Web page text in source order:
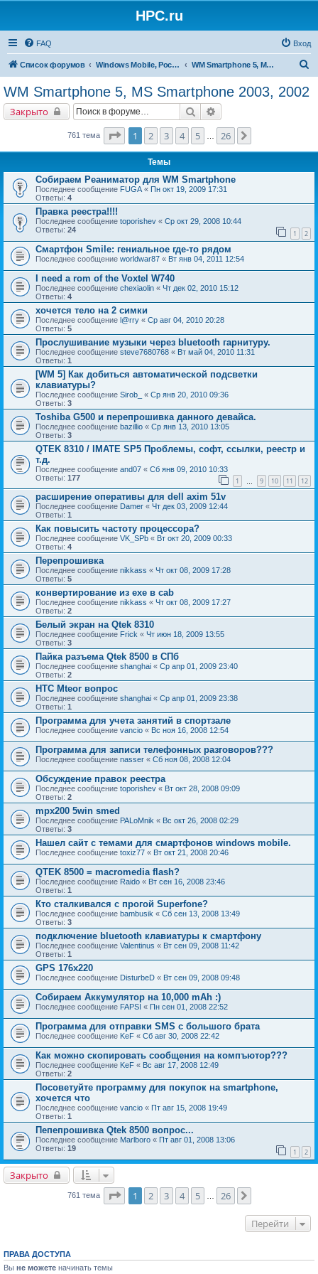
HPC.ru
FAQ Вход
Список форумов Windows Mobile, Pocket PC, MS Smartphone WM Smartphone 5, MS Smartphone 2003, 2002
WM Smartphone 5, MS Smartphone 2003, 2002
Закрыто Поиск
761 тема Страница1 из
1 2 3 4 5 26
Темы
Собираем Реаниматор для WM Smartphone
Последнее сообщение FUGA « Пн окт 19, 2009 17:31
Ответы: 4
Правка реестра!!!!
Последнее сообщение toporishev « Ср окт 29, 2008 10:44
Ответы: 24 1 2
Смартфон Smile: гениальное где-то рядом
Последнее сообщение worldwar87 « Вт янв 04, 2011 12:54
I need a rom of the Voxtel W740
Последнее сообщение chexiaolin « Чт дек 02, 2010 15:12
Ответы: 4
хочется тело на 2 симки
Последнее сообщение l@rry « Ср авг 04, 2010 20:28
Ответы: 5
Прослушивание музыки через bluetooth гарнитуру.
Последнее сообщение steve7680768 « Вт май 04, 2010 11:31
Ответы: 1
[WM 5] Как добиться автоматической подсветки
клавиатуры?
Последнее сообщение Sirob_ « Ср янв 20, 2010 09:36
Ответы: 3
Toshiba G500 и перепрошивка данного девайса.
Последнее сообщение bazillio « Ср янв 13, 2010 13:05
Ответы: 3
QTEK 8310 / IMATE SP5 Проблемы, софт, ссылки, реестр и
т.д.
Последнее сообщение and07 « Сб янв 09, 2010 10:33
Ответы: 177 1 9 10 11 12
расширение оперативы для dell axim 51v
Последнее сообщение Damer « Чт дек 03, 2009 12:44
Ответы: 1
Как повысить частоту процессора?
Последнее сообщение VK_SPb « Вт окт 20, 2009 00:33
Ответы: 4
Перепрошивка
Последнее сообщение nikkass « Чт окт 08, 2009 17:28
Ответы: 5
конвертирование из exe в cab
Последнее сообщение nikkass « Чт окт 08, 2009 17:27
Ответы: 2
Белый экран на Qtek 8310
Последнее сообщение Frick « Чт июн 18, 2009 13:55
Ответы: 3
Пайка разъема Qtek 8500 в СПб
Последнее сообщение shanghai « Ср апр 01, 2009 23:40
Ответы: 2
HTC Mteor вопрос
Последнее сообщение shanghai « Ср апр 01, 2009 23:38
Ответы: 1
Программа для учета занятий в спортзале
Последнее сообщение vancio « Вс ноя 16, 2008 12:54
Программа для записи телефонных разговоров???
Последнее сообщение nasser « Сб ноя 08, 2008 12:04
Обсуждение правок реестра
Последнее сообщение toporishev « Вт окт 28, 2008 09:09
Ответы: 2
mpx200 5win smed
Последнее сообщение PALoMnik « Вс окт 26, 2008 02:29
Ответы: 3
Нашел сайт с темами для смартфонов windows mobile.
Последнее сообщение toxiz77 « Вт окт 21, 2008 20:46
QTEK 8500 = macromedia flash?
Последнее сообщение Raido « Вт сен 16, 2008 23:46
Ответы: 1
Кто сталкивался с прогой Superfone?
Последнее сообщение bambusik « Сб сен 13, 2008 13:49
Ответы: 3
подключение bluetooth клавиатуры к смартфону
Последнее сообщение Valentinus « Вт сен 09, 2008 11:42
Ответы: 1
GPS 176x220
Последнее сообщение DisturbeD « Вт сен 09, 2008 09:48
Собираем Аккумулятор на 10,000 mAh :)
Последнее сообщение FAPSI « Пн сен 01, 2008 22:52
Программа для отправки SMS c большого брата
Последнее сообщение KeF « Сб авг 30, 2008 22:42
Как можно скопировать сообщения на компъютор???
Последнее сообщение KeF « Вс авг 17, 2008 12:49
Ответы: 2
Посоветуйте программу для покупок на smartphone,
хочется что
Последнее сообщение vancio « Пт авг 15, 2008 19:49
Ответы: 1
Пепепрошивка Qtek 8500 вопрос...
Последнее сообщение Marlboro « Пт авг 01, 2008 13:06
Ответы: 19 1 2
Закрыто
761 тема Страница1 из
1 2 3 4 5 26
Перейти
ПРАВА ДОСТУПА
Вы не можете начинать темы